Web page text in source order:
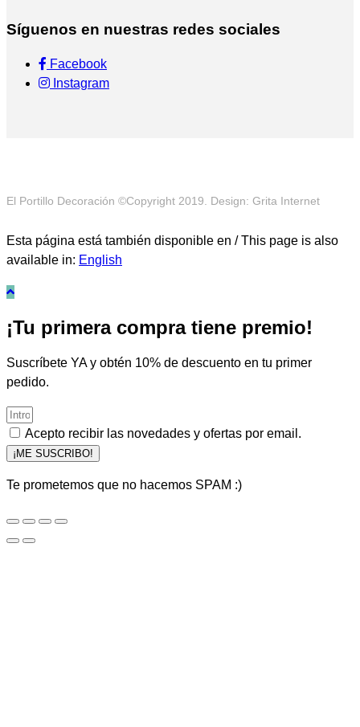
Síguenos en nuestras redes sociales
Facebook
Instagram
El Portillo Decoración ©Copyright 2019. Design: Grita Internet
Esta página está también disponible en / This page is also
available in: English
¡Tu primera compra tiene premio!
Suscríbete YA y obtén 10% de descuento en tu primer
pedido.
Acepto recibir las novedades y ofertas por email.
¡ME SUSCRIBO!
Te prometemos que no hacemos SPAM :)